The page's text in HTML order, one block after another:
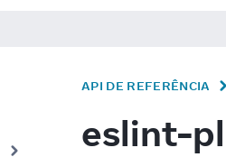
API DE REFERÊNCIA
eslint-